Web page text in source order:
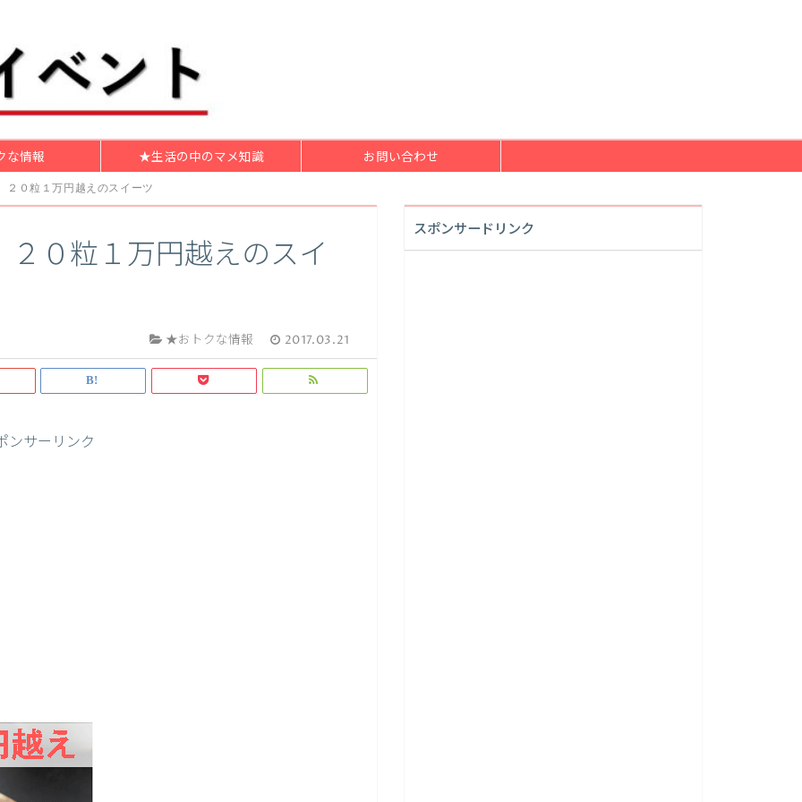
な情報 ★生活の中のマメ知識 お問い合わせ
２０粒１万円越えのスイーツ
０粒１万円越えのスイ
★おトクな情報 2017.03.21
ンサーリンク
スポンサードリンク